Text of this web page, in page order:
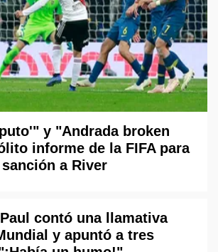
y "Andrada broken
informe de la FIFA para
a River
contó una llamativa
y apuntó a tres